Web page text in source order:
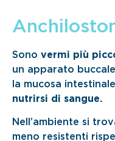
Sono vermi più
un apparato
la mucosa
nutrirsi di sangue.
Nell’ambiente si
meno resistenti